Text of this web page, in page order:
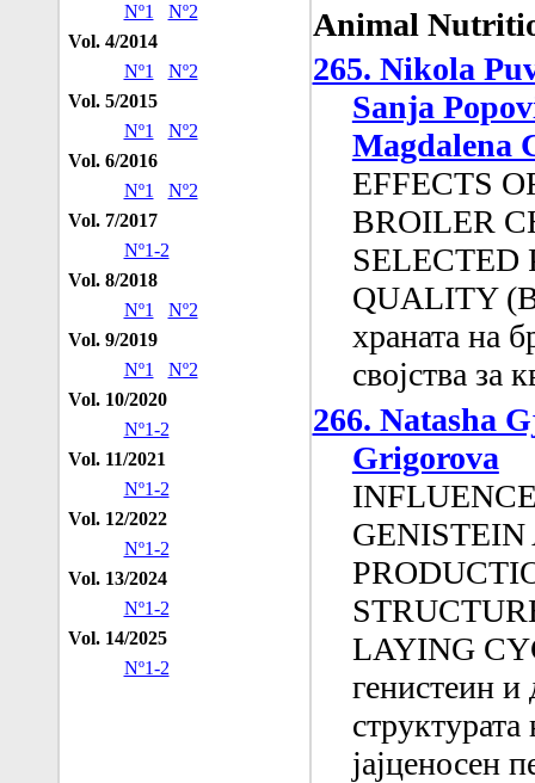
Nº1
Nº2
Vol. 4/2014
Nº1
Nº2
Vol. 5/2015
Nº1
Nº2
Vol. 6/2016
Nº1
Nº2
Vol. 7/2017
Nº1-2
Vol. 8/2018
Nº1
Nº2
Vol. 9/2019
Nº1
Nº2
Vol. 10/2020
Nº1-2
Vol. 11/2021
Nº1-2
Vol. 12/2022
Nº1-2
Vol. 13/2024
Nº1-2
Vol. 14/2025
Nº1-2
Animal
265. Nikola
Sanja
Magdalena
EFFECTS
BROILER
SELECTED
QUALITY
храната на
својства за
266. Natasha
Grigorova
LAYING
генистеин и
структурата
јајценосен